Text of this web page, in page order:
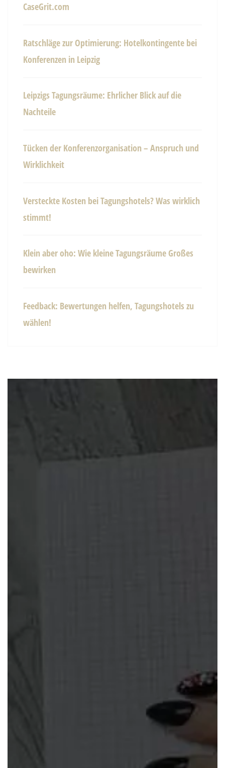
CaseGrit.com
Ratschläge zur Optimierung: Hotelkontingente bei
Konferenzen in Leipzig
Leipzigs Tagungsräume: Ehrlicher Blick auf die
Nachteile
Tücken der Konferenzorganisation – Anspruch und
Wirklichkeit
Versteckte Kosten bei Tagungshotels? Was wirklich
stimmt!
Klein aber oho: Wie kleine Tagungsräume Großes
bewirken
Feedback: Bewertungen helfen, Tagungshotels zu
wählen!